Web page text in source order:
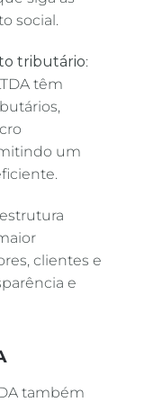
social.
tributário:
têm
um
clientes e
e
também